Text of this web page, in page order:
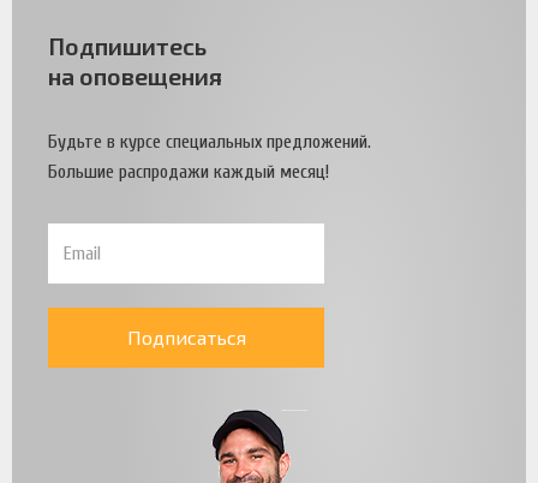
Подпишитесь
на оповещения
Будьте в курсе специальных предложений.
Большие распродажи каждый месяц!
Подписаться